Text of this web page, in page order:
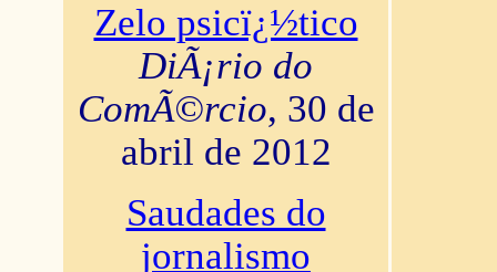
Zelo psicï¿½tico
DiÃ¡rio do
ComÃ©rcio, 30 de
abril de 2012
Saudades do
jornalismo